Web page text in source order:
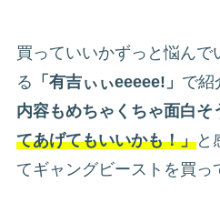
買っていいかずっと悩んで
る 「有吉ぃぃeeeee!」 で紹
内容もめちゃくちゃ面白そ
てあげてもいいかも！」と
てギャングビーストを買っ